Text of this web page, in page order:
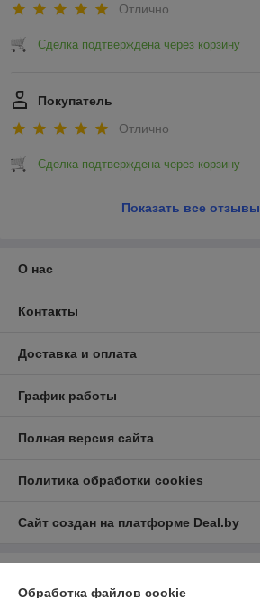
Отлично
Сделка подтверждена через корзину
Покупатель
Отлично
Сделка подтверждена через корзину
Показать все отзывы
О нас
Контакты
Доставка и оплата
График работы
Полная версия сайта
Политика обработки cookies
Сайт создан на платформе Deal.by
Обработка файлов cookie